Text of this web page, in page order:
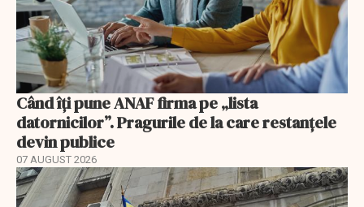
Când îți pune ANAF firma pe „lista
datornicilor”. Pragurile de la care restanțele
devin publice
07 AUGUST 2026